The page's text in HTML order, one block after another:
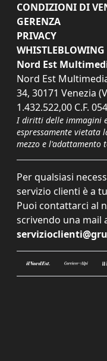
CONDIZIONI DI
GERENZA
PRIVACY
WHISTLEBLOWING
Nord Est
Nord Est
34, 30171 Venezia
1.432.522,00 C.F.
I diritti delle immagini
espressamente vietata
mezzo e l'adattamento
Per qualsiasi
servizio clienti è a
Puoi contattarci al
scrivendo una mail